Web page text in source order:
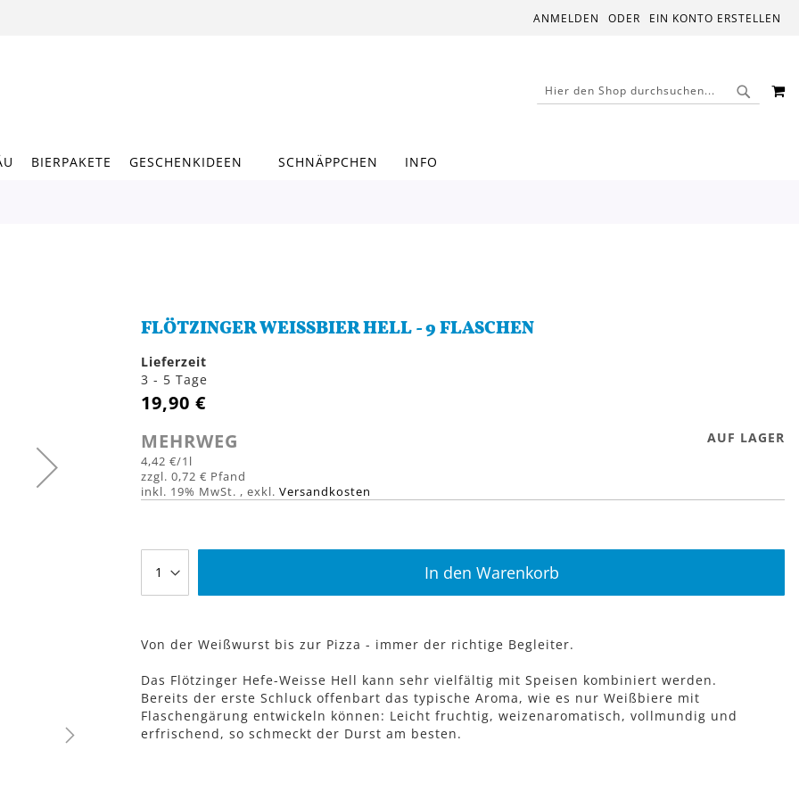
ANMELDEN EIN KONTO ERSTELLEN
SUCHE
BIERPAKETE GESCHENKIDEEN SCHNÄPPCHEN INFO
FLÖTZINGER WEISSBIER HELL - 9 FLASCHEN
Lieferzeit
3 - 5 Tage
19,90 €
MEHRWEG
4,42 €/1l
0,72 €
inkl. 19% MwSt. ,exkl.Versandkosten
AUF LAGER
In den Warenkorb
Von der Weißwurst bis zur Pizza - immer der richtige Begleiter.
Das Flötzinger Hefe-Weisse Hell kann sehr vielfältig mit Speisen kombiniert werden.
Bereits der erste Schluck offenbart das typische Aroma, wie es nur Weißbiere mit
Flaschengärung entwickeln können: Leicht fruchtig, weizenaromatisch, vollmundig und
erfrischend, so schmeckt der Durst am besten.